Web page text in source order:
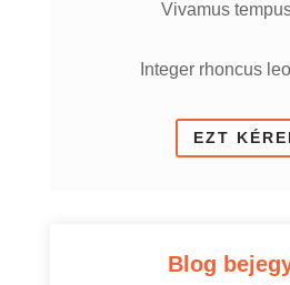
Vivamus
Integer rhoncus
EZT
Blog